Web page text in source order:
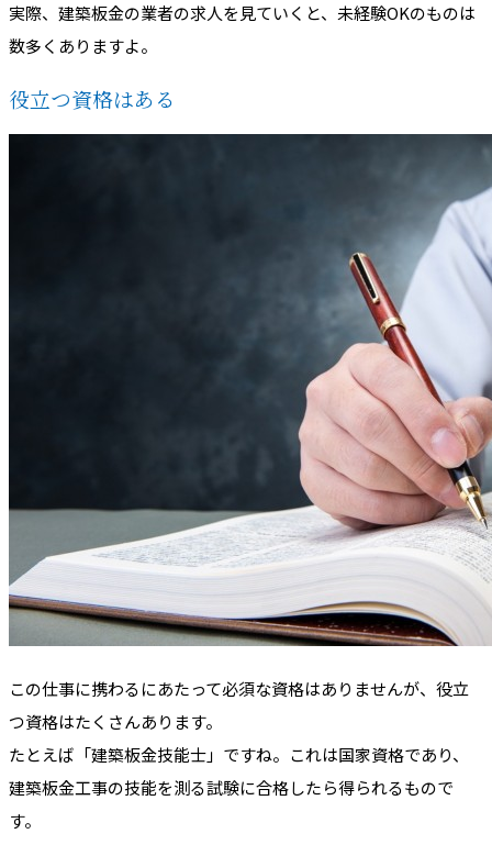
実際、建築板金の業者の求人を見ていくと、未経験OKのものは
数多くありますよ。
役立つ資格はある
この仕事に携わるにあたって必須な資格はありませんが、役立
つ資格はたくさんあります。
たとえば「建築板金技能士」ですね。これは国家資格であり、
建築板金工事の技能を測る試験に合格したら得られるもので
す。